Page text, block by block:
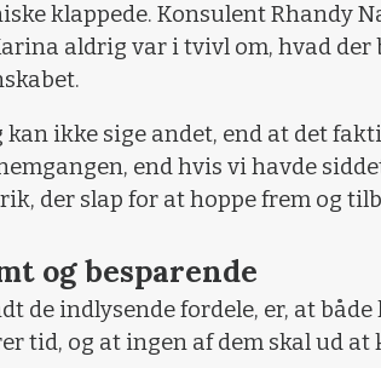
klappede. Konsulent Rhandy
aldrig var i tvivl om, hvad der
kan ikke sige andet, end at det
end hvis vi havde
der slap for at hoppe frem og
og besparende
de indlysende fordele, er, at
tid, og at ingen af dem skal ud at